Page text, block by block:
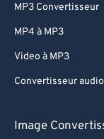
MP3 Convertisseur
MP4 à MP3
Video à MP3
Convertisseur audio
Image